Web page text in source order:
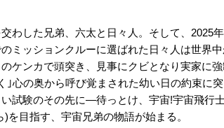
わした兄弟、六太と日々人。そして、2025
ミッションクルーに選ばれた日々人は世界
ケンカで頭突き、見事にクビとなり実家に
｣心の奥から呼び覚まされた幼い日の約束に
試験のその先に―待っとけ、宇宙!宇宙飛行
目指す、宇宙兄弟の物語が始まる。